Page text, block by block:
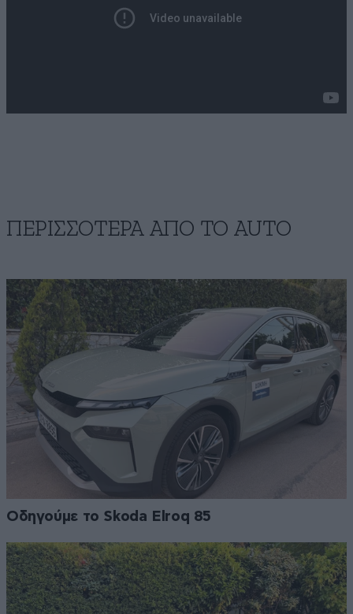
ΠΕΡΙΣΣΟΤΕΡΑ ΑΠΟ ΤΟ AUTO
Οδηγούμε το Skoda Elroq 85